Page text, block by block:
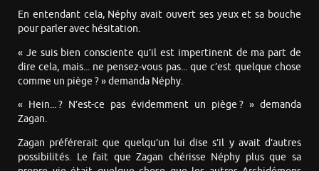
En entendant cela, Néphy avait ouvert ses yeux et sa bouche
pour parler avec hésitation.
« Je suis bien consciente qu’il est impertinent de ma part de
dire cela, mais... ne pensez-vous pas... que c’est quelque chose
comme un piège ? » demanda Néphy.
« Hein... ? N’est-ce pas évidemment un piège ? » demanda
Zagan.
Zagan préférerait que quelqu’un lui dise s’il y avait d’autres
possibilités. Le fait que Zagan chérisse Néphy plus que sa